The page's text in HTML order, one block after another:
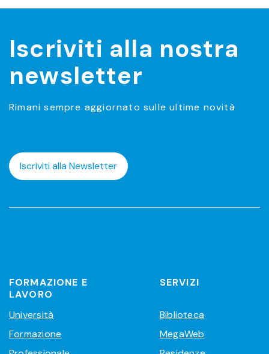
Iscriviti alla nostra
newsletter
Rimani sempre aggiornato sulle ultime novità
Iscriviti alla Newsletter
FORMAZIONE E
LAVORO
Università
Formazione
SERVIZI
Biblioteca
MegaWeb